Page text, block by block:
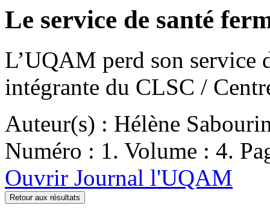
Le service de santé
L’UQAM perd son service
intégrante du CLSC /
Auteur(s) : Hélène
Numéro : 1. Volume : 4.
Ouvrir Journal l'UQAM
Retour aux résultats